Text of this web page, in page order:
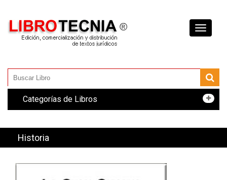
Toggle
Categorías de Libros
Historia